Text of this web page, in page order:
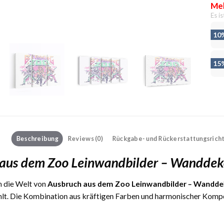
Es
Beschreibung Reviews (0) Rückgabe- und
dem Zoo Leinwandbilder –
die Welt vonAusbruch aus dem Zoo Leinwandbilder –
Die Kombination aus kräftigen Farben und harmonischer